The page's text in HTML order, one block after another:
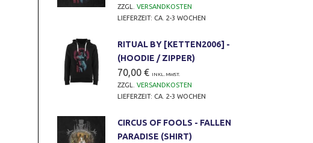
ZZGL. VERSANDKOSTEN
LIEFERZEIT: CA. 2-3 WOCHEN
RITUAL BY [KETTEN2006] -
(HOODIE / ZIPPER)
70,00 € INKL. MWST.
ZZGL. VERSANDKOSTEN
LIEFERZEIT: CA. 2-3 WOCHEN
CIRCUS OF FOOLS - FALLEN
PARADISE (SHIRT)